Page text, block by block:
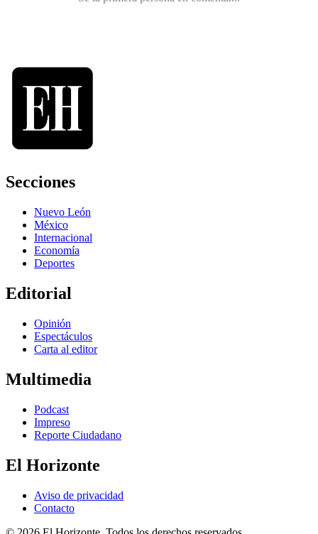
Secciones
Nuevo León
México
Internacional
Economía
Deportes
Editorial
Opinión
Espectáculos
Carta al editor
Multimedia
Podcast
Impreso
Reporte Ciudadano
El Horizonte
Aviso de privacidad
Contacto